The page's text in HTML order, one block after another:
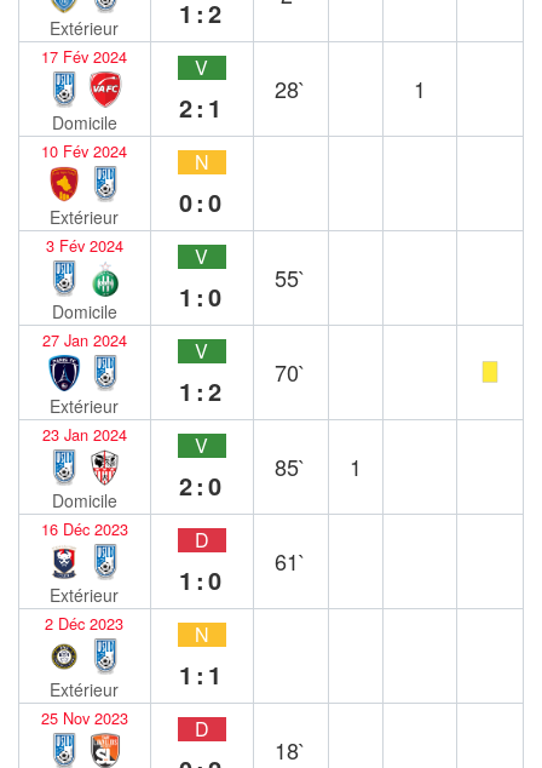
Extérieur 1:2
17 Fév 2024
Domicile
V
2:1
28` 1
10 Fév 2024
Extérieur
N
0:0
3 Fév 2024
Domicile
V
1:0
55`
27 Jan 2024
Extérieur
V
1:2
70`
23 Jan 2024
Domicile
V
2:0
85` 1
16 Déc 2023
Extérieur
D
1:0
61`
2 Déc 2023
Extérieur
N
1:1
25 Nov 2023 D
18`